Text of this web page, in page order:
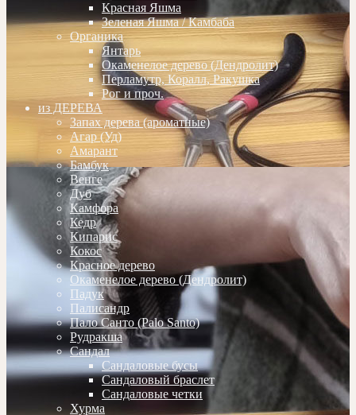
Красная Яшма
Зеленая Яшма / Камбаба
Органика
Янтарь
Окаменелое дерево (Дендролит)
Перламутр, Коралл, Ракушка
Рог и проч.
из ДЕРЕВА
Запах дерева (ароматные)
Агар (Уд)
Амарант
Бамбук
Венге
Дуб
Камфора
Кедр
Кипарис
Кокос
Красное дерево
Окаменелое дерево (Дендролит)
Падук
Палисандр
Пало Санто (Palo Santo)
Рудракша
Сандал
Сандаловые бусы
Сандаловый браслет
Сандаловые четки
Хурма